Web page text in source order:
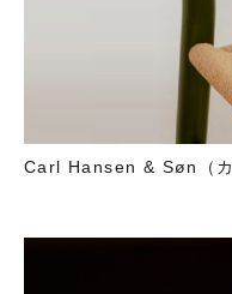
Carl Hansen & Søn（